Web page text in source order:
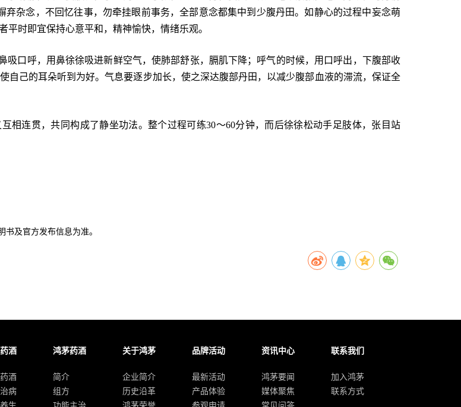
杂念，不回忆往事，勿牵挂眼前事务，全部意念都集中到少腹丹田。如静心的过程中妄念萌
时即宜保持心意平和，精神愉快，情绪乐观。
口呼，用鼻徐徐吸进新鲜空气，使肺部舒张，膈肌下降；呼气的时候，用口呼出，下腹部收
自己的耳朵听到为好。气息要逐步加长，使之深达腹部丹田，以减少腹部血液的滞流，保证全
相连贯，共同构成了静坐功法。整个过程可练30～60分钟，而后徐徐松动手足肢体，张目站
及官方发布信息为准。
酒
酒
病
鸿茅药酒
简介
组方
关于鸿茅
企业简介
历史沿革
品牌活动
最新活动
产品体验
资讯中心
鸿茅要闻
媒体聚焦
联系我们
加入鸿茅
联系方式